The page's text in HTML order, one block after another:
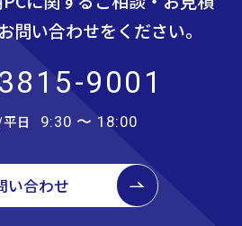
問い合わせをください。
9001
日 9:30 〜 18:00
い合わせ